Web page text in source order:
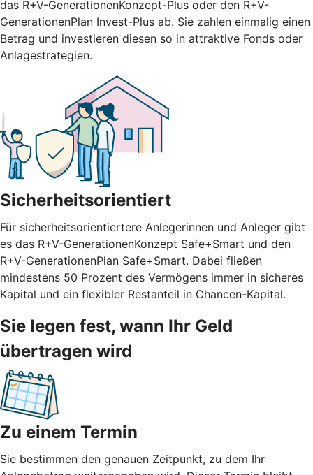
das R+V-GenerationenKonzept-Plus oder den R+V-
GenerationenPlan Invest-Plus ab. Sie zahlen einmalig einen
Betrag und investieren diesen so in attraktive Fonds oder
Anlagestrategien.
Sicherheitsorientiert
Für sicherheitsorientiertere Anlegerinnen und Anleger gibt
es das R+V-GenerationenKonzept Safe+Smart und den
R+V-GenerationenPlan Safe+Smart. Dabei fließen
mindestens 50 Prozent des Vermögens immer in sicheres
Kapital und ein flexibler Restanteil in Chancen-Kapital.
Sie legen fest, wann Ihr Geld
übertragen wird
Zu einem Termin
Sie bestimmen den genauen Zeitpunkt, zu dem Ihr